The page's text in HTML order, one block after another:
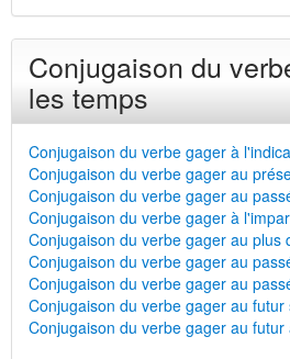
Conjugaison du
les temps
Conjugaison du verbe gager à
Conjugaison du verbe gager au
Conjugaison du verbe gager au
Conjugaison du verbe gager à
Conjugaison du verbe gager au plus
Conjugaison du verbe gager au
Conjugaison du verbe gager au
Conjugaison du verbe gager au
Conjugaison du verbe gager au